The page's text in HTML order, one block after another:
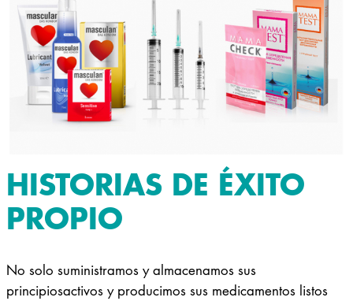
HISTORIAS DE ÉXITO
PROPIO
No solo suministramos y almacenamos sus
principiosactivos y producimos sus medicamentos listos